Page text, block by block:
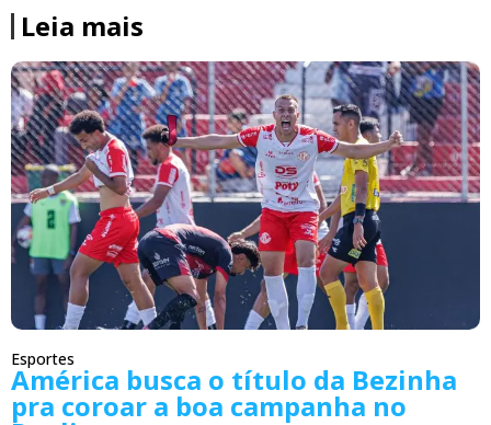
Leia mais
Esportes
América busca o título da Bezinha
pra coroar a boa campanha no